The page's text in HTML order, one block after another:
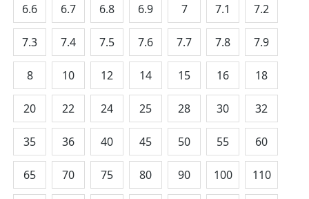
6.6 6.7 6.8 6.9 7 7.1 7.2
7.3 7.4 7.5 7.6 7.7 7.8 7.9
8 10 12 14 15 16 18
20 22 24 25 28 30 32
35 36 40 45 50 55 60
65 70 75 80 90 100 110